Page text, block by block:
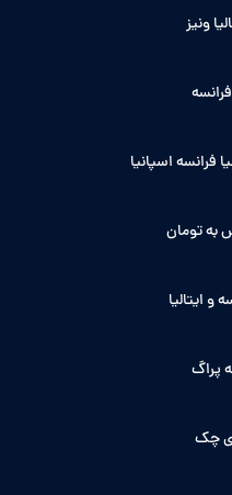
ونیز
فرانسه اسپانیا
به تومان
و ایتالیا
پراگ
چک